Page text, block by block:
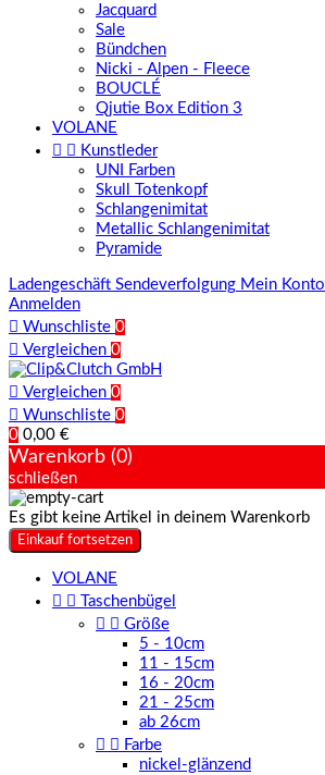
Jacquard
Sale
Bündchen
Nicki - Alpen - Fleece
BOUCLÉ
Qjutie Box Edition 3
VOLANE
  Kunstleder
UNI Farben
Skull Totenkopf
Schlangenimitat
Metallic Schlangenimitat
Pyramide
Ladengeschäft Sendeverfolgung Mein Konto
Anmelden
 Wunschliste 0
 Vergleichen 0
 Vergleichen 0
 Wunschliste 0
0 0,00 €
Warenkorb (0)
schließen
Es gibt keine Artikel in deinem Warenkorb
Einkauf fortsetzen
VOLANE
 
Taschenbügel
  Größe
5 - 10cm
11 - 15cm
16 - 20cm
21 - 25cm
ab 26cm
  Farbe
nickel-glänzend